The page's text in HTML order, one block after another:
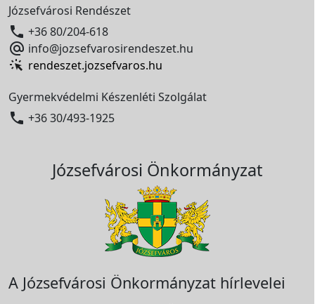
Józsefvárosi Rendészet
 +36 80/204-618
 info@jozsefvarosirendeszet.hu
rendeszet.jozsefvaros.hu
Gyermekvédelmi Készenléti Szolgálat
 +36 30/493-1925
Józsefvárosi Önkormányzat
A Józsefvárosi Önkormányzat hírlevelei